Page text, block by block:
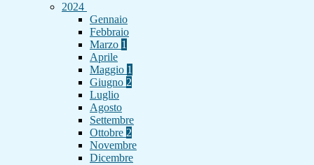
2024
Gennaio
Febbraio
Marzo 1
Aprile
Maggio 1
Giugno 2
Luglio
Agosto
Settembre
Ottobre 2
Novembre
Dicembre